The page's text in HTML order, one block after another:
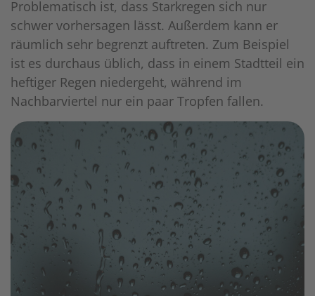
Problematisch ist, dass Starkregen sich nur
schwer vorhersagen lässt. Außerdem kann er
räumlich sehr begrenzt auftreten. Zum Beispiel
ist es durchaus üblich, dass in einem Stadtteil ein
heftiger Regen niedergeht, während im
Nachbarviertel nur ein paar Tropfen fallen.